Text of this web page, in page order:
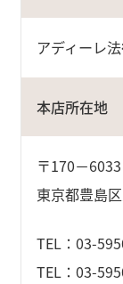
アディーレ
本店所在地
〒170－6033
東京都豊島
TEL：03-
TEL：03-